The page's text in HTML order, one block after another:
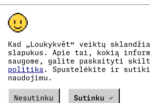
Kad „Loukykvět“ veiktų
slapukus. Apie tai, kokią
saugome, galite paskaityti
politika . Spustelėkite ir
naudojimu.
Nesutinku Sutinku ✓
Česko
Slovensko
Polska
Österreich
Deutschland
France
België
Danmark
Eesti
España
Suomi
Loukykvět s.r.o. yra registruota Prahos miesto
registre, C skyrius, byla 268616.
EKF00180493.
Augalų pasams išduoti naudojame registracijos
Mūsų įmonės kodas yra 05663687, PVM
CZ05663687.
Duomenų dėžutės ID yra eng827q.
EORI kodas yra CZ05663687.
Esame PVM mokėtojai.
Verze20302 PRODUCTION